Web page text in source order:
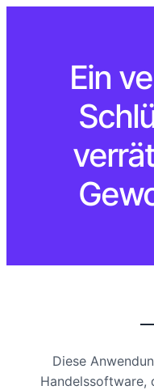
Ein
Diese
Handelssoftware,